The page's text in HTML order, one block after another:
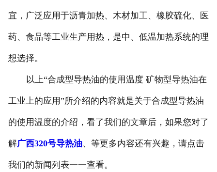
宜，广泛应用于沥青加热、木材加工、橡胶硫化、医
药、食品等工业生产用热，是中、低温加热系统的理
想选择。
以上“合成型导热油的使用温度 矿物型导热油在
工业上的应用”所介绍的内容就是关于合成型导热油
的使用温度的介绍，看了我们的文章后，如果您对了
解广西320号导热油、等更多内容还有兴趣，请点击
我们的新闻列表一一查看。